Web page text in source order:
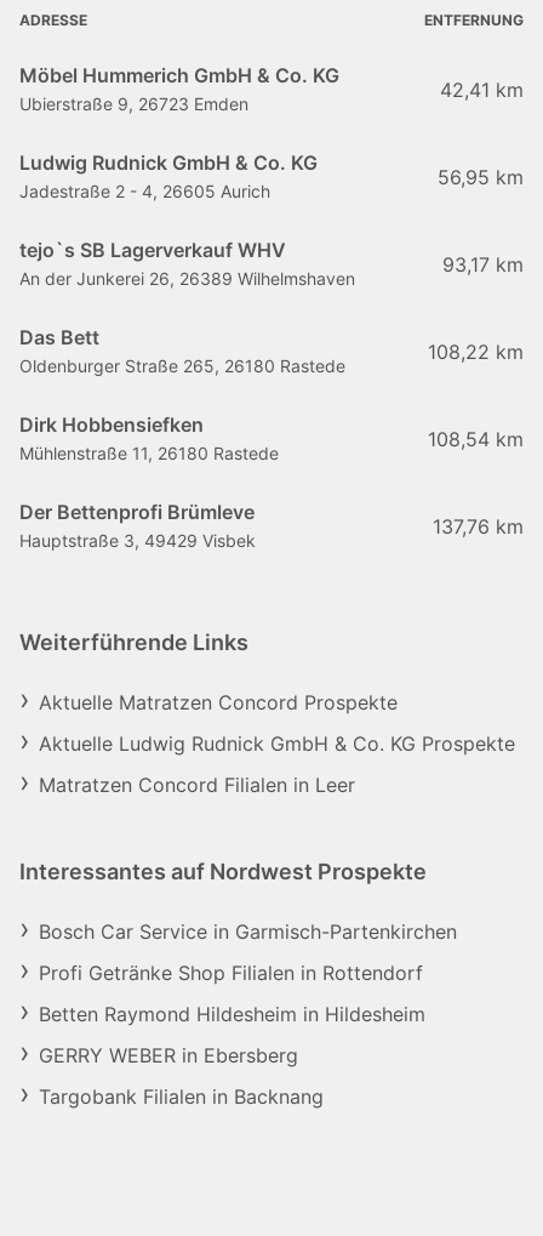
ADRESSE ENTFERNUNG
Möbel Hummerich GmbH & Co. KG
Ubierstraße 9, 26723 Emden
42,41 km
Ludwig Rudnick GmbH & Co. KG
Jadestraße 2 - 4, 26605 Aurich
56,95 km
tejo`s SB Lagerverkauf WHV
An der Junkerei 26, 26389 Wilhelmshaven
93,17 km
Das Bett
Oldenburger Straße 265, 26180 Rastede
108,22 km
Dirk Hobbensiefken
Mühlenstraße 11, 26180 Rastede
108,54 km
Der Bettenprofi Brümleve
Hauptstraße 3, 49429 Visbek
137,76 km
Weiterführende Links
Aktuelle Matratzen Concord Prospekte
Aktuelle Ludwig Rudnick GmbH & Co. KG Prospekte
Matratzen Concord Filialen in Leer
Interessantes auf Nordwest Prospekte
Bosch Car Service in Garmisch-Partenkirchen
Profi Getränke Shop Filialen in Rottendorf
Betten Raymond Hildesheim in Hildesheim
GERRY WEBER in Ebersberg
Targobank Filialen in Backnang